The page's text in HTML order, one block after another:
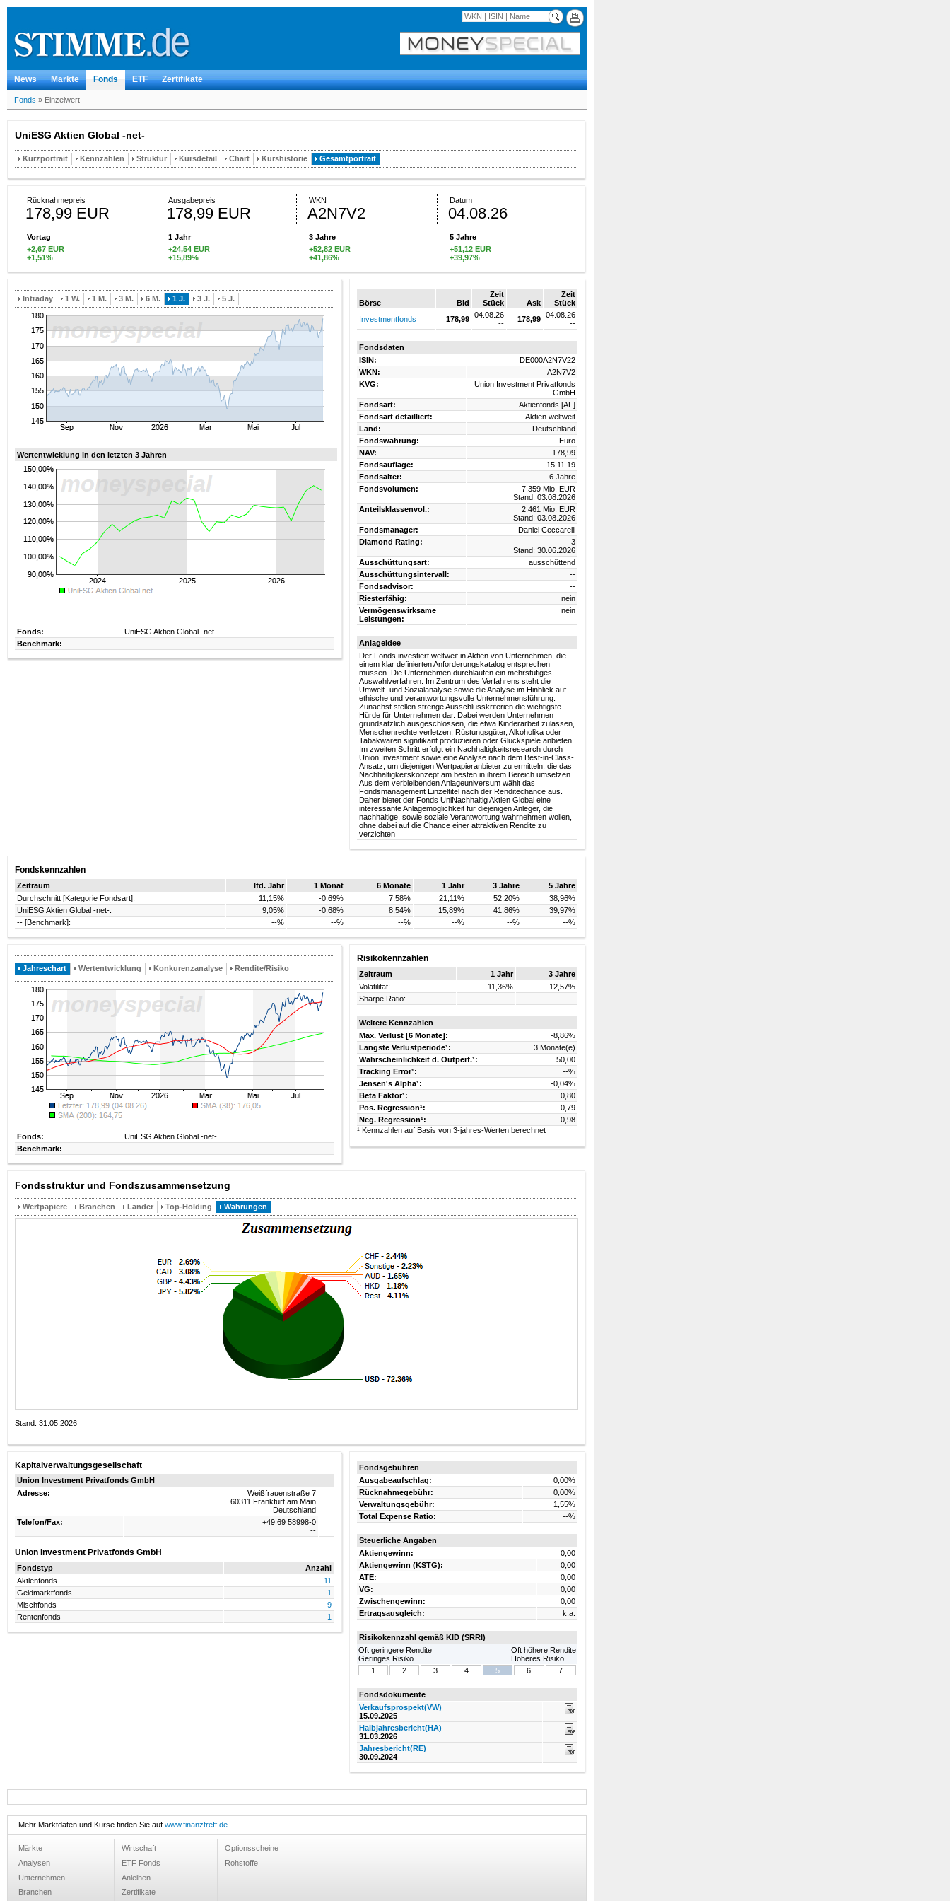
News Märkte Fonds ETF Zertifikate
Fonds » Einzelwert
UniESG Aktien Global -net-
Kurzportrait Kennzahlen Struktur Kursdetail Chart Kurshistorie Gesamtportrait
Rücknahmepreis
178,99 EUR
Ausgabepreis
178,99 EUR
WKN
A2N7V2
Datum
04.08.26
Vortag 1 Jahr 3 Jahre
5 Jahre
+2,67 EUR
+1,51%
+24,54 EUR
+15,89%
+52,82 EUR
+41,86%
+51,12 EUR
+39,97%
Intraday 1 W. 1 M. 3 M. 6 M. 1 J. 3 J. 5 J.
Wertentwicklung in den letzten 3 Jahren
Fonds:
UniESG Aktien Global -net-
Benchmark:
--
Börse Bid
Zeit
Stück
Ask
Zeit
Stück
Investmentfonds
178,99 04.08.26
--
178,99 04.08.26
--
Fondsdaten
ISIN:
DE000A2N7V22
WKN:
A2N7V2
KVG:
Union Investment Privatfonds
GmbH
Fondsart:
Aktienfonds [AF]
Fondsart detailliert:
Aktien weltweit
Land:
Deutschland
Fondswährung:
Euro
NAV:
178,99
Fondsauflage:
15.11.19
Fondsalter:
6 Jahre
Fondsvolumen:
7.359 Mio. EUR
Stand: 03.08.2026
Anteilsklassenvol.:
2.461 Mio. EUR
Stand: 03.08.2026
Fondsmanager:
Daniel Ceccarelli
Diamond Rating:
3
Stand: 30.06.2026
Ausschüttungsart:
ausschüttend
Ausschüttungsintervall:
--
Fondsadvisor:
--
Riesterfähig:
nein
Vermögenswirksame
Leistungen:
nein
Anlageidee
Der Fonds investiert weltweit in Aktien von Unternehmen, die
einem klar definierten Anforderungskatalog entsprechen
müssen. Die Unternehmen durchlaufen ein mehrstufiges
Auswahlverfahren. Im Zentrum des Verfahrens steht die
Umwelt- und Sozialanalyse sowie die Analyse im Hinblick auf
ethische und verantwortungsvolle Unternehmensführung.
Zunächst stellen strenge Ausschlusskriterien die wichtigste
Hürde für Unternehmen dar. Dabei werden Unternehmen
grundsätzlich ausgeschlossen, die etwa Kinderarbeit zulassen,
Menschenrechte verletzen, Rüstungsgüter, Alkoholika oder
Tabakwaren signifikant produzieren oder Glückspiele anbieten.
Im zweiten Schritt erfolgt ein Nachhaltigkeitsresearch durch
Union Investment sowie eine Analyse nach dem Best-in-Class-
Ansatz, um diejenigen Wertpapieranbieter zu ermitteln, die das
Nachhaltigkeitskonzept am besten in ihrem Bereich umsetzen.
Aus dem verbleibenden Anlageuniversum wählt das
Fondsmanagement Einzeltitel nach der Renditechance aus.
Daher bietet der Fonds UniNachhaltig Aktien Global eine
interessante Anlagemöglichkeit für diejenigen Anleger, die
nachhaltige, sowie soziale Verantwortung wahrnehmen wollen,
ohne dabei auf die Chance einer attraktiven Rendite zu
verzichten
Fondskennzahlen
Zeitraum lfd. Jahr 1 Monat 6 Monate 1 Jahr 3 Jahre
5 Jahre
Durchschnitt [Kategorie Fondsart]:
11,15% -0,69% 7,58% 21,11% 52,20%
38,96%
UniESG Aktien Global -net-:
9,05% -0,68% 8,54% 15,89% 41,86%
39,97%
-- [Benchmark]:
--% --% --% --% --% --%
Jahreschart Wertentwicklung Konkurenzanalyse Rendite/Risiko
Fonds:
UniESG Aktien Global -net-
Benchmark:
--
Risikokennzahlen
Zeitraum 1 Jahr
3 Jahre
Volatilität:
11,36%
12,57%
Sharpe Ratio:
-- --
Weitere Kennzahlen
Max. Verlust [6 Monate]:
-8,86%
Längste Verlustperiode¹:
3 Monate(e)
Wahrscheinlichkeit d. Outperf.¹:
50,00
Tracking Error¹:
--%
Jensen's Alpha¹:
-0,04%
Beta Faktor¹:
0,80
Pos. Regression¹:
0,79
Neg. Regression¹:
0,98
¹ Kennzahlen auf Basis von 3-jahres-Werten berechnet
Fondsstruktur und Fondszusammensetzung
Wertpapiere Branchen Länder Top-Holding Währungen
Stand: 31.05.2026
Kapitalverwaltungsgesellschaft
Union Investment Privatfonds GmbH
Adresse:
Weißfrauenstraße 7
60311 Frankfurt am Main
Deutschland
Telefon/Fax:
+49 69 58998-0
--
Union Investment Privatfonds GmbH
Fondstyp
Anzahl
Aktienfonds
11
Geldmarktfonds
1
Mischfonds
9
Rentenfonds
1
Fondsgebühren
Ausgabeaufschlag:
0,00%
Rücknahmegebühr:
0,00%
Verwaltungsgebühr:
1,55%
Total Expense Ratio:
--%
Steuerliche Angaben
Aktiengewinn:
0,00
Aktiengewinn (KSTG):
0,00
ATE:
0,00
VG:
0,00
Zwischengewinn:
0,00
Ertragsausgleich:
k.a.
Risikokennzahl gemäß KID(SRRI)
Oft höhere Rendite
Höheres Risiko
Oft geringere Rendite
Geringes Risiko
1
2 3 4 5 6 7
Fondsdokumente
Verkaufsprospekt(VW)
15.09.2025
Halbjahresbericht(HA)
31.03.2026
Jahresbericht(RE)
30.09.2024
Mehr Marktdaten und Kurse finden Sie auf www.finanztreff.de
Märkte
Analysen
Unternehmen
Branchen
Wirtschaft
ETF Fonds
Anleihen
Zertifikate
Optionsscheine
Rohstoffe